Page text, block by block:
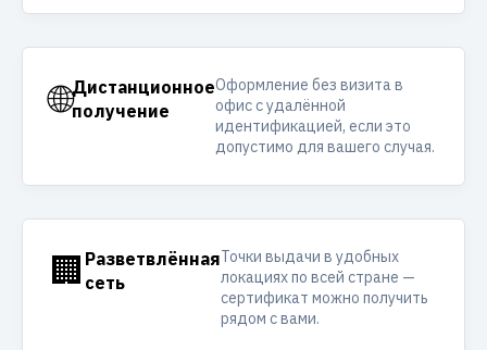
🌐Дистанционное
получение
Оформление без визита в
офис с удалённой
идентификацией, если это
допустимо для вашего случая.
🏢 Разветвлённая
сеть
Точки выдачи в удобных
локациях по всей стране —
сертификат можно получить
рядом с вами.